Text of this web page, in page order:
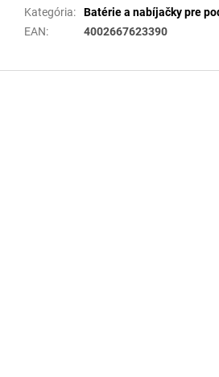
Kategória:
Batérie a nabíjačky pre
EAN: 4002667623390